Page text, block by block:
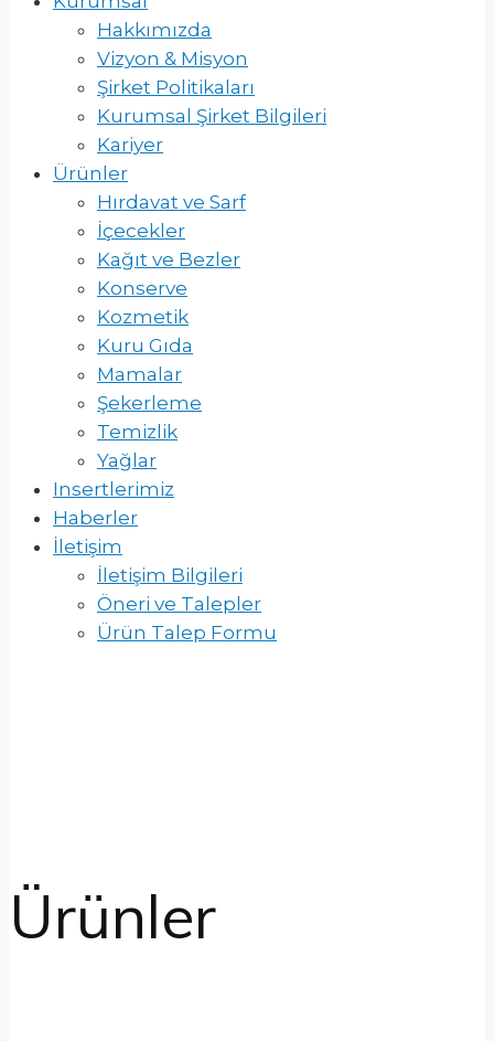
Hakkımızda
Vizyon & Misyon
Şirket Politikaları
Kurumsal Şirket Bilgileri
Kariyer
Ürünler
Hırdavat ve Sarf
İçecekler
Kağıt ve Bezler
Konserve
Kozmetik
Kuru Gıda
Mamalar
Şekerleme
Temizlik
Yağlar
Insertlerimiz
Haberler
İletişim
İletişim Bilgileri
Öneri ve Talepler
Ürün Talep Formu
Ürünler